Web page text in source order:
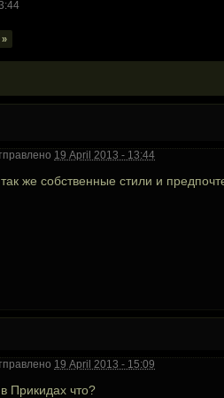
»
19 April 2013 - 13:44
же собственные стили и
19 April 2013 - 15:09
Прикидах что?